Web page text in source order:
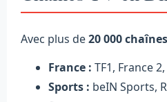
Avec plus de20 000
France : TF1, France
Sports : beIN Sports,